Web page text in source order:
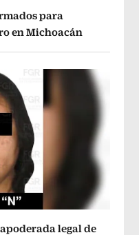
para
en Michoacán
apoderada legal de